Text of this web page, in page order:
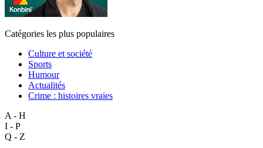
Catégories les plus populaires
Culture et société
Sports
Humour
Actualités
Crime : histoires vraies
A - H
I - P
Q - Z